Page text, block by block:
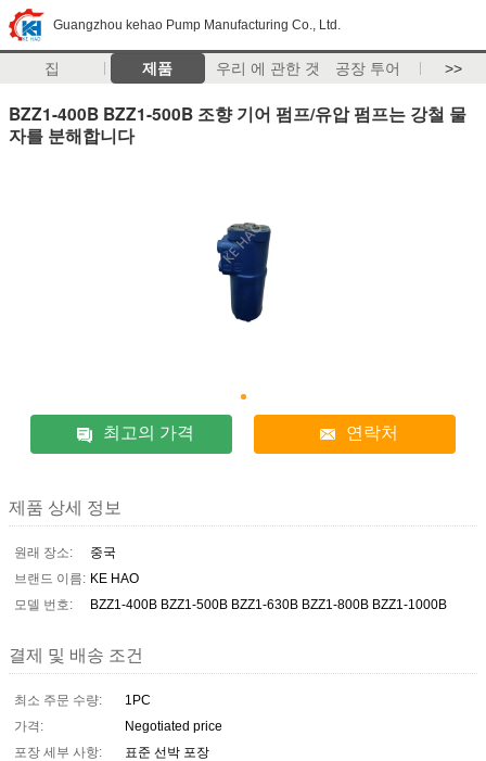
Guangzhou kehao Pump Manufacturing Co., Ltd.
집 제품 우리 에 관한 것 공장 투어 >>
BZZ1-400B BZZ1-500B 조향 기어 펌프/유압 펌프는 강철 물
자를 분해합니다
최고의 가격 연락처
제품 상세 정보
원래 장소:
중국
브랜드 이름: KE HAO
모델 번호:
BZZ1-400B BZZ1-500B BZZ1-630B BZZ1-800B BZZ1-1000B
결제 및 배송 조건
최소 주문 수량:
1PC
가격:
Negotiated price
포장 세부 사항:
표준 선박 포장